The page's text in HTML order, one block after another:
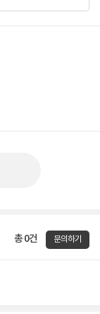
총 0건 문의하기